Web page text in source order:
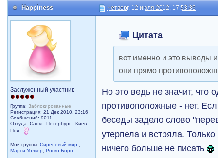
Happiness Четверг, 12 июля 2012, 17:53:36
Заслуженный участник
Группа:Заблокированные
Регистрация: 21 Дек 2010, 23:16
Сообщений: 9011
Откуда: Санкт- Петербург - Киев
Пол:
Мои группы:Сиреневый мир
Марси Уолкер
,Роско Борн
Цитата
вот именно и это выводы
они прямо
Но это ведь не значит,
противоположные - нет.
беседы задело слово
утерпела и встряла.
ничего больше не писать